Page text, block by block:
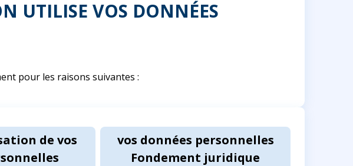
UTILISE VOS DONNÉES
pour les raisons suivantes :
de vos
vos données personnelles
Fondement juridique